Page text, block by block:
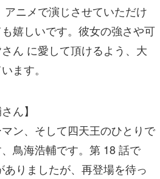
ニメで演じさせていただけ
嬉しいです。彼女の強さや可
ん に愛して頂けるよう、大
ます。
ん】
ン、そして四天王のひとりで
鳥海浩輔です。第 18 話で
りましたが、再登場を待っ